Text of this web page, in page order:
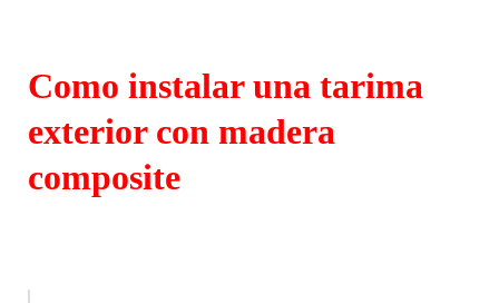
Como instalar una tarima
exterior con madera
composite